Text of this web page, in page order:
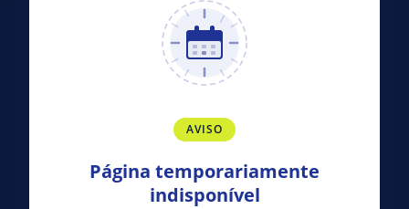
AVISO
Página temporariamente
indisponível